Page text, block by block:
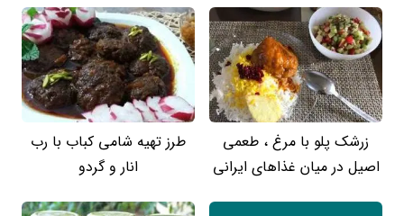
زرشک پلو با مرغ ، طعمی
اصیل در میان غذاهای ایرانی
طرز تهیه شامی کباب با رب
انار و گردو